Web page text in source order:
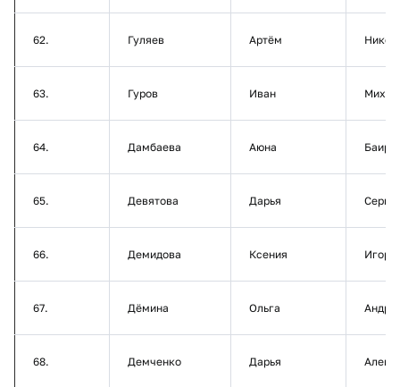
62. Гуляев Артём
63. Гуров Иван
64. Дамбаева Аюна
65. Девятова Дарья
66. Демидова Ксения
67. Дёмина Ольга
68. Демченко Дарья